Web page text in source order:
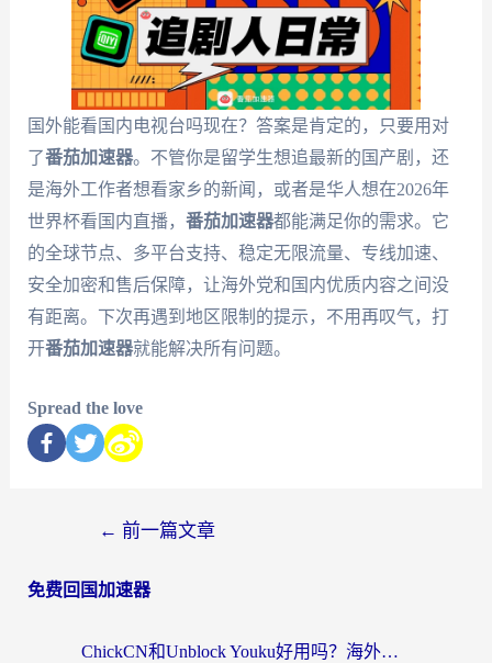
国外能看国内电视台吗现在？答案是肯定的，只要用对
了番茄加速器。不管你是留学生想追最新的国产剧，还
是海外工作者想看家乡的新闻，或者是华人想在2026年
世界杯看国内直播， 番茄加速器都能满足你的需求。它
的全球节点、多平台支持、稳定无限流量、专线加速、
安全加密和售后保障，让海外党和国内优质内容之间没
有距离。下次再遇到地区限制的提示，不用再叹气，打
开番茄加速器就能解决所有问题。
Spread the love
← 前一篇文章
免费回国加速器
ChickCN和Unblock Youku好用吗？海外党亲测3款回国加速器，附iOS免费选择指南